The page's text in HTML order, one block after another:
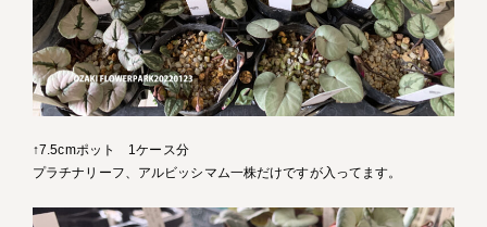
↑7.5cmポット 1ケース分
プラチナリーフ、アルビッシマム一株だけですが入ってます。